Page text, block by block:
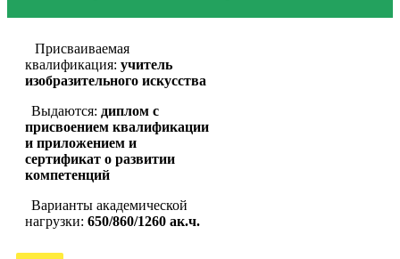
Присваиваемая
квалификация: учитель
изобразительного искусства
Выдаются: диплом с
присвоением квалификации
и приложением и
сертификат о развитии
компетенций
Варианты академической
нагрузки: 650/860/1260 ак.ч.